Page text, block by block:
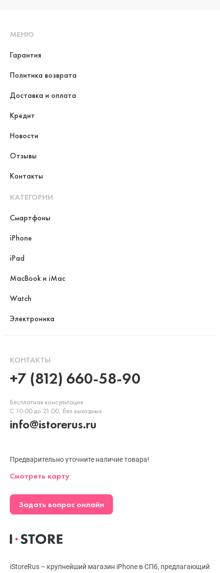
iStoreRus – крупнейший магазин iPhone в СПб, предлагающий
МЕНЮ
Гарантия
Политика возврата
Доставка и оплата
Кредит
Новости
Отзывы
Контакты
КАТЕГОРИИ
Смартфоны
iPhone
iPad
MacBook и iMac
Watch
Электроника
КОНТАКТЫ
+7 (812) 660-58-90
Бесплатная консультация
С 10:00 до 21:00, без выходных
info@istorerus.ru
Предварительно уточните наличие товара!
Смотреть карту
Задать вопрос онлайн